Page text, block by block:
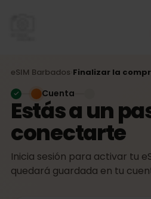
eSIM Barbados Finalizar la
Estás a un
conectarte
Inicia sesión para activar tu
quedará guardada en tu
Cuenta